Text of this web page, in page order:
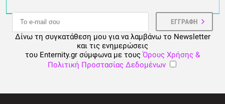
Δίνω τη συγκατάθεση μου για να λαμβάνω το Newsletter
και τις ενημερώσεις
του Enternity.gr σύμφωνα με τους Όρους Χρήσης &
Πολιτική Προστασίας Δεδομένων